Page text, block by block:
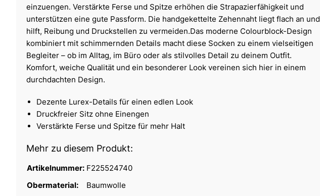
einzuengen. Verstärkte Ferse und Spitze erhöhen die Strapazierfähigkeit und
unterstützen eine gute Passform. Die handgekettelte Zehennaht liegt flach an und
hilft, Reibung und Druckstellen zu vermeiden.Das moderne Colourblock-Design
kombiniert mit schimmernden Details macht diese Socken zu einem vielseitigen
Begleiter – ob im Alltag, im Büro oder als stilvolles Detail zu deinem Outfit.
Komfort, weiche Qualität und ein besonderer Look vereinen sich hier in einem
durchdachten Design.
Dezente Lurex-Details für einen edlen Look
Druckfreier Sitz ohne Einengen
Verstärkte Ferse und Spitze für mehr Halt
Mehr zu diesem Produkt:
Artikelnummer: F225524740
Obermaterial:
Baumwolle